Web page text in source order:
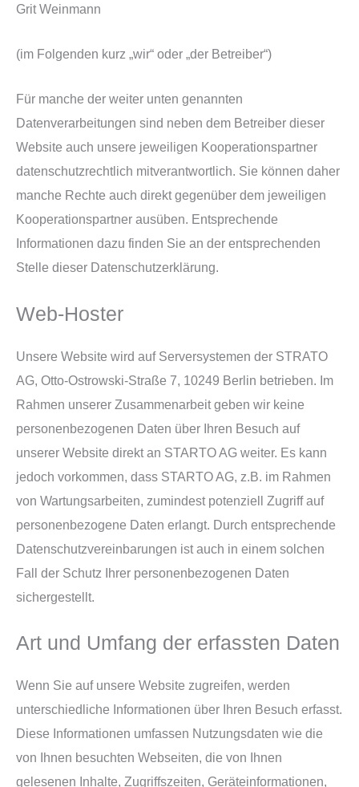
Grit Weinmann
(im Folgenden kurz „wir“ oder „der Betreiber“)
Für manche der weiter unten genannten
Datenverarbeitungen sind neben dem Betreiber dieser
Website auch unsere jeweiligen Kooperationspartner
datenschutzrechtlich mitverantwortlich. Sie können daher
manche Rechte auch direkt gegenüber dem jeweiligen
Kooperationspartner ausüben. Entsprechende
Informationen dazu finden Sie an der entsprechenden
Stelle dieser Datenschutzerklärung.
Web-Hoster
Unsere Website wird auf Serversystemen der STRATO
AG, Otto-Ostrowski-Straße 7, 10249 Berlin betrieben. Im
Rahmen unserer Zusammenarbeit geben wir keine
personenbezogenen Daten über Ihren Besuch auf
unserer Website direkt an STARTO AG weiter. Es kann
jedoch vorkommen, dass STARTO AG, z.B. im Rahmen
von Wartungsarbeiten, zumindest potenziell Zugriff auf
personenbezogene Daten erlangt. Durch entsprechende
Datenschutzvereinbarungen ist auch in einem solchen
Fall der Schutz Ihrer personenbezogenen Daten
sichergestellt.
Art und Umfang der erfassten Daten
Wenn Sie auf unsere Website zugreifen, werden
unterschiedliche Informationen über Ihren Besuch erfasst.
Diese Informationen umfassen Nutzungsdaten wie die
von Ihnen besuchten Webseiten, die von Ihnen
gelesenen Inhalte, Zugriffszeiten, Geräteinformationen,